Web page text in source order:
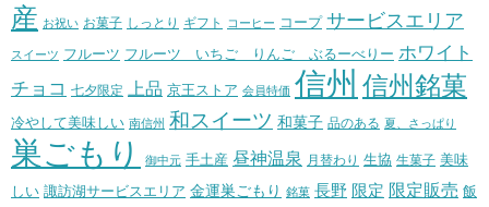
産 お祝い お菓子 しっとり ギフト コーヒー コープ サービスエリア
スイーツ フルーツ フルーツ いちご りんご ぶるーべりー ホワイト
チョコ 七夕限定 上品 京王ストア 会員特価 信州 信州銘菓
冷やして美味しい 南信州 和スイーツ 和菓子 品のある 夏、さっぱり
巣ごもり 御中元 手土産 昼神温泉 月替わり 生協 生菓子 美味
しい 諏訪湖サービスエリア 金運巣ごもり 銘菓 長野 限定 限定販売 飯